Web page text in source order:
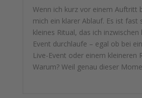
Wenn ich kurz vor einem Auftritt
mich ein klarer Ablauf. Es ist fast
kleines Ritual, das ich inzwischen
Event durchlaufe – egal ob bei
Live-Event oder einem kleineren
Warum? Weil genau dieser